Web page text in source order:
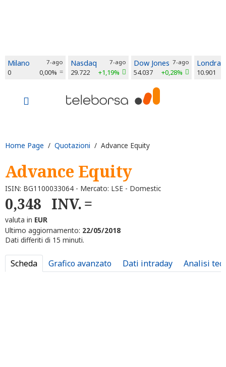
Milano 7-ago
0 0,00%
Nasdaq 7-ago
29.722 +1,19%
Dow Jones 7-ago
54.037 +0,28%
Londra
10.901
Home Page / Quotazioni / Advance Equity
Advance Equity
ISIN: BG1100033064 - Mercato: LSE - Domestic
0,348 INV.
valuta in EUR
Ultimo aggiornamento: 22/05/2018
Dati differiti di 15 minuti.
Scheda Grafico avanzato Dati intraday Analisi